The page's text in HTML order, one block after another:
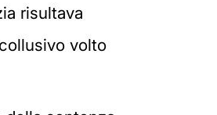
risultava
volto